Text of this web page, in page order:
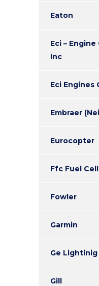
Eaton
Eci –
Inc
Eci Engines
Embraer
Eurocopter
Ffc Fuel Cell
Fowler
Garmin
Ge Lightinig
Gill